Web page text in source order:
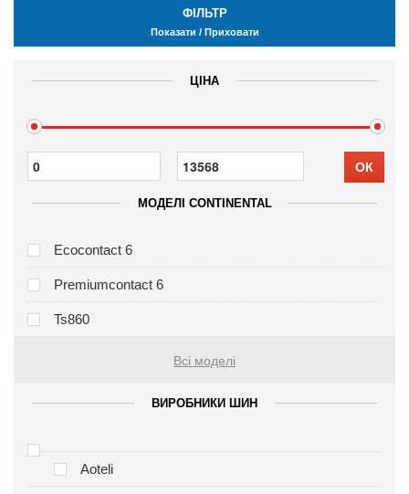
ФІЛЬТР
Показати / Приховати
ЦІНА
ОК
МОДЕЛІ CONTINENTAL
Ecocontact 6
Premiumcontact 6
Ts860
Всі моделі
ВИРОБНИКИ ШИН
Aoteli